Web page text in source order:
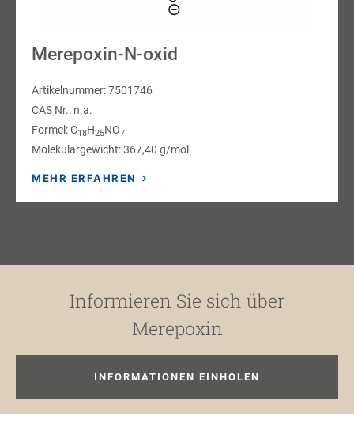
Merepoxin-N-oxid
Artikelnummer: 7501746
CAS Nr.: n.a.
Formel: C18H25NO7
Molekulargewicht: 367,40 g/mol
MEHR ERFAHREN
Informieren Sie sich über
Merepoxin
INFORMATIONEN EINHOLEN